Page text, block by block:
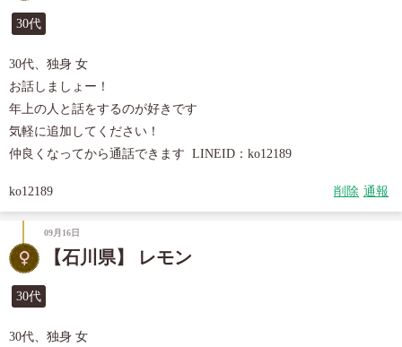
30代
30代、独身 女
お話しましょー！
年上の人と話をするのが好きです
気軽に追加してください！
仲良くなってから通話できます  LINEID：ko12189
ko12189 削除 通報
09月16日
【石川県】 レモン
30代
30代、独身 女